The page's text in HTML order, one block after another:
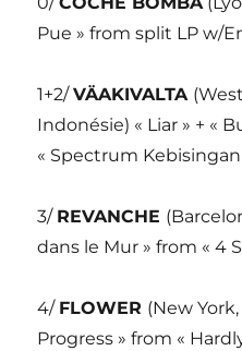
Pue » from split LP w/
1+2/VÄAKIVALTA
Indonésie) « Liar » + «
« Spectrum Kebisingan
3/ REVANCHE
dans le Mur » from « 4
4/ FLOWER (New
Progress » from «